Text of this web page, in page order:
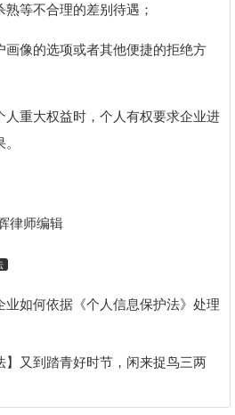
等不合理的差别待遇；
画像的选项或者其他便捷的拒绝方
人重大权益时，个人有权要求企业进
律师编辑
业如何依据《个人信息保护法》处理
】又到踏青好时节，闲来捉鸟三两